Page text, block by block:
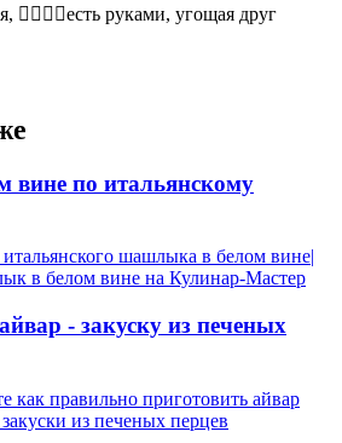
👍🏻👌🏻есть руками, угощая друг
по итальянскому
шашлыка в белом вине|
в белом вине на Кулинар-Мастер
- закуску из печеных
как правильно приготовить айвар
из печеных перцев